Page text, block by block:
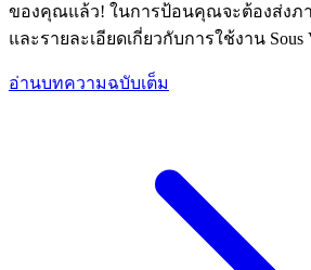
ของคุณแล้ว! ในการป้อนคุณจะต้องส่งภ
และรายละเอียดเกี่ยวกับการใช้งาน
อ่านบทความฉบับเต็ม